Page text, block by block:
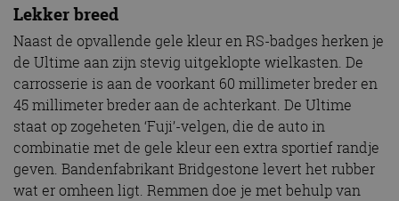
Lekker breed
Naast de opvallende gele kleur en RS-badges herken je
de Ultime aan zijn stevig uitgeklopte wielkasten. De
carrosserie is aan de voorkant 60 millimeter breder en
45 millimeter breder aan de achterkant. De Ultime
staat op zogeheten ‘Fuji’-velgen, die de auto in
combinatie met de gele kleur een extra sportief randje
geven. Bandenfabrikant Bridgestone levert het rubber
wat er omheen ligt. Remmen doe je met behulp van